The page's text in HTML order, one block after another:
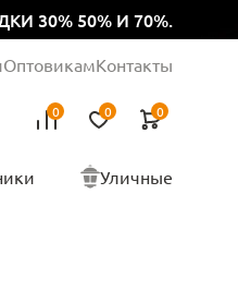
30% 50% И 70%.
ОптовикамКонтакты
0 0 0
Уличные